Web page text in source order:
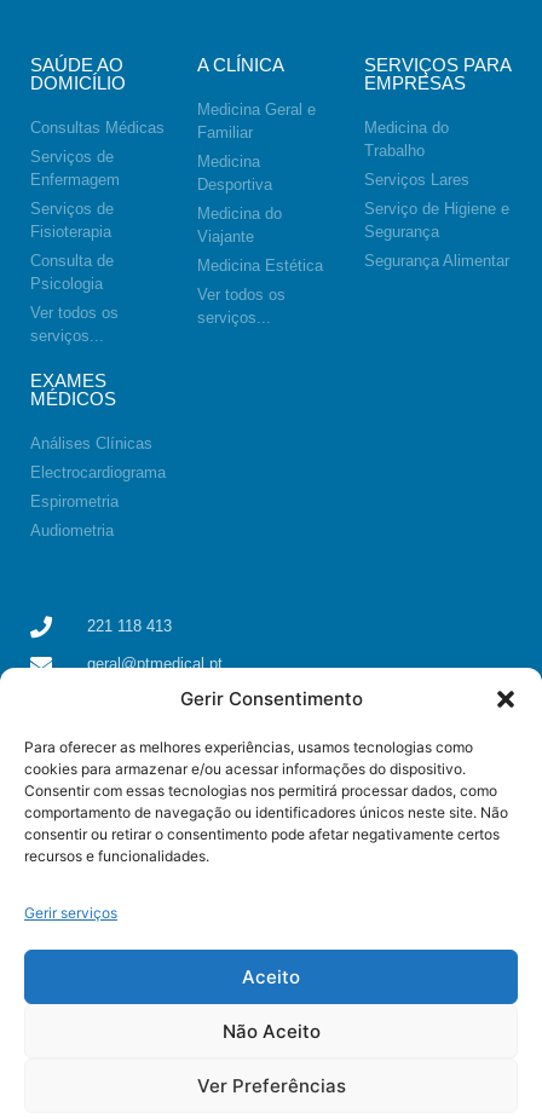
Gerir Consentimento
Para oferecer as melhores experiências, usamos tecnologias como
cookies para armazenar e/ou acessar informações do dispositivo.
Consentir com essas tecnologias nos permitirá processar dados, como
comportamento de navegação ou identificadores únicos neste site. Não
consentir ou retirar o consentimento pode afetar negativamente certos
recursos e funcionalidades.
Gerir serviços
Aceito
Não Aceito
Ver Preferências
SAÚDE AO
DOMICÍLIO
Consultas Médicas
Serviços de
Enfermagem
Serviços de
Fisioterapia
Consulta de
Psicologia
Ver todos os
serviços...
A CLÍNICA
Medicina Geral e
Familiar
Medicina
Desportiva
Medicina do
Viajante
Medicina Estética
Ver todos os
serviços...
SERVIÇOS PARA
EMPRESAS
Medicina do
Trabalho
Serviços Lares
Serviço de Higiene e
Segurança
Segurança Alimentar
EXAMES
MÉDICOS
Análises Clínicas
Electrocardiograma
Espirometria
Audiometria
221 118 413
geral@ptmedical.pt
Rua dos Coriscos 39, 4425-051 Águas Santas, Maia